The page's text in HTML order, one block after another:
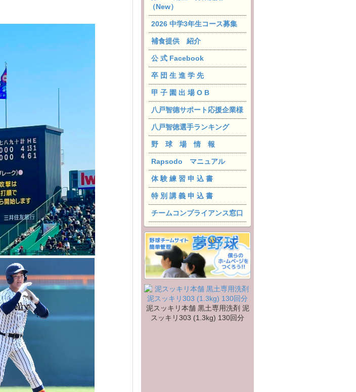
（New）
2026 中学3年生コース募集
補食提供 紹介
公 式 Facebook
卒 団 生 進 学 先
甲 子 園 出 場 O B
八戸智德サポート応援企業様
八戸智徳選手ランキング
野 球 場 情 報
Rapsodo マニュアル
体 験 練 習 申 込 書
特 別 講 義 申 込 書
チームコンプライアンス窓口
泥スッキリ本舗 黒土専用洗剤 泥
スッキリ303 (1.3kg) 130回分